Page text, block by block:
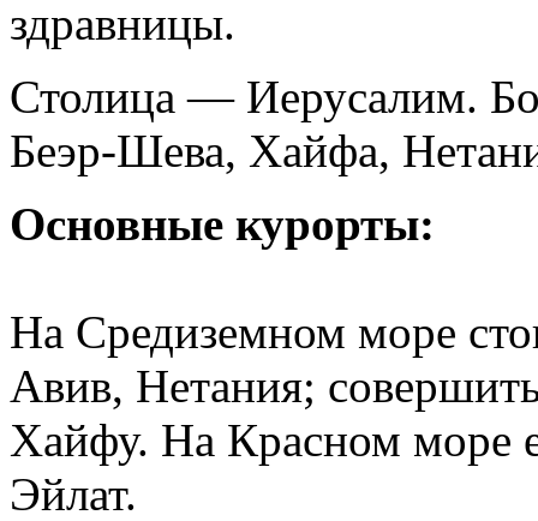
здравницы.
Столица — Иерусалим.
Беэр-Шева, Хайфа,
Основные курорты:
На Средиземном море
Авив, Нетания;
Хайфу. На Красном море
Эйлат.